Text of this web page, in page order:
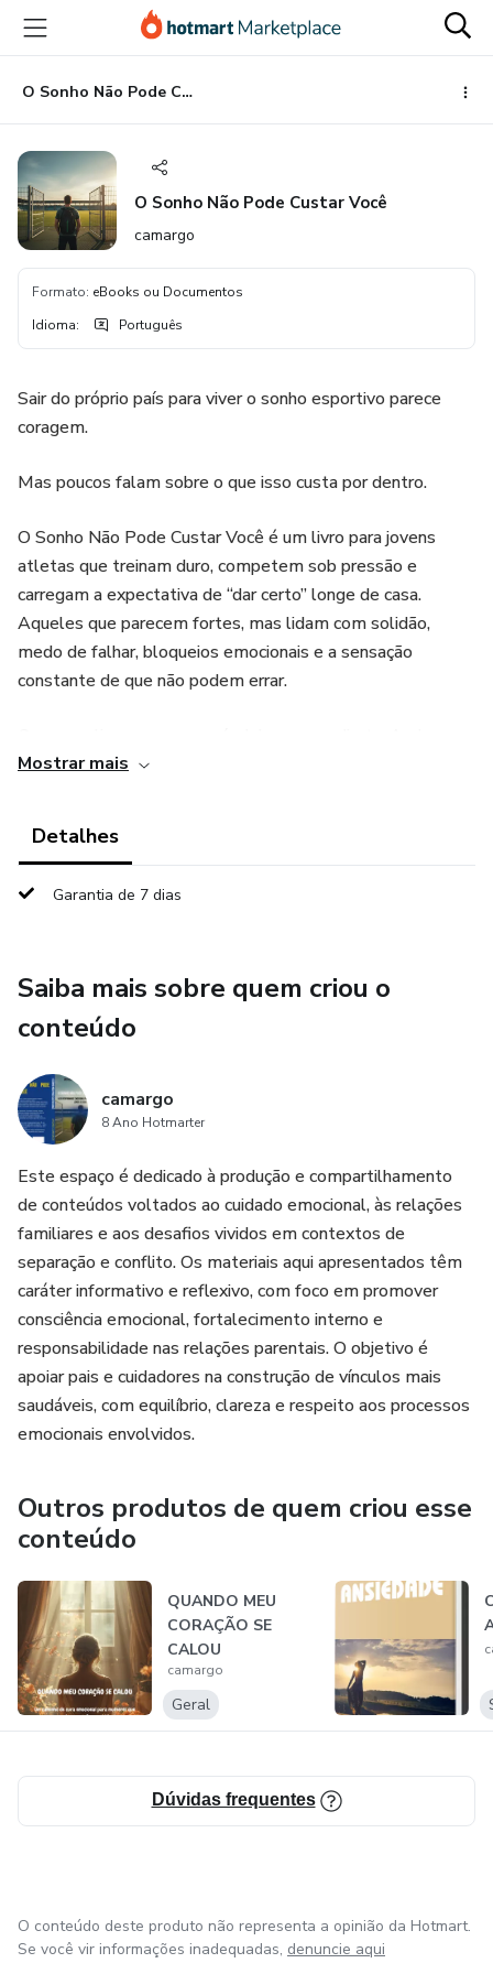
para
conteúdo
principal
para
pagamento
para
rodapé
O Sonho Não Pode Custar Você
O Sonho Não Pode Custar Você
camargo
Formato: eBooks ou Documentos
Idioma: Português
Sair do próprio país para viver o sonho esportivo parece
coragem.
Mas poucos falam sobre o que isso custa por dentro.
O Sonho Não Pode Custar Você é um livro para jovens
atletas que treinam duro, competem sob pressão e
carregam a expectativa de “dar certo” longe de casa.
Aqueles que parecem fortes, mas lidam com solidão,
medo de falhar, bloqueios emocionais e a sensação
constante de que não podem errar.
Camargo conduz o leitor por temas essenciais da vida do
família e o peso de representar um sonho que não é só
competir com mais presença, equilíbrio e consistência, sem
perder quem você é no caminho.
Porque alta performance não deveria exigir autoabandono.
E nenhum sonho vale o custo de se perder de si mesmo.
Mostrar mais
Detalhes
Garantia de 7 dias
Saiba mais sobre quem criou o
conteúdo
camargo
8 Ano Hotmarter
Este espaço é dedicado à produção e compartilhamento
de conteúdos voltados ao cuidado emocional, às relações
familiares e aos desafios vividos em contextos de
separação e conflito. Os materiais aqui apresentados têm
caráter informativo e reflexivo, com foco em promover
consciência emocional, fortalecimento interno e
responsabilidade nas relações parentais. O objetivo é
apoiar pais e cuidadores na construção de vínculos mais
saudáveis, com equilíbrio, clareza e respeito aos processos
emocionais envolvidos.
Outros produtos de quem criou esse
conteúdo
QUANDO MEU
CORAÇÃO SE
CALOU
camargo
Geral
Dúvidas frequentes
O conteúdo deste produto não representa a opinião da Hotmart.
Se você vir informações inadequadas, denuncie aqui